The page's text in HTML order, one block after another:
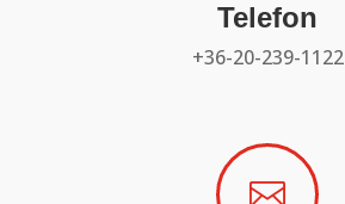
Telefon
+36-20-239-1122
